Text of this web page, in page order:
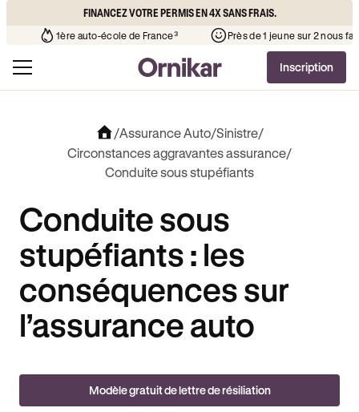
FINANCEZ VOTRE PERMIS EN 4X SANS FRAIS.
école de votre quartier¹ 1ère auto-école de France³
Inscription
/Assurance Auto/Sinistre/
Circonstances aggravantes assurance/
Conduite sous stupéfiants
Conduite sous
stupéfiants : les
conséquences sur
l’assurance auto
Modèle gratuit de lettre de résiliation